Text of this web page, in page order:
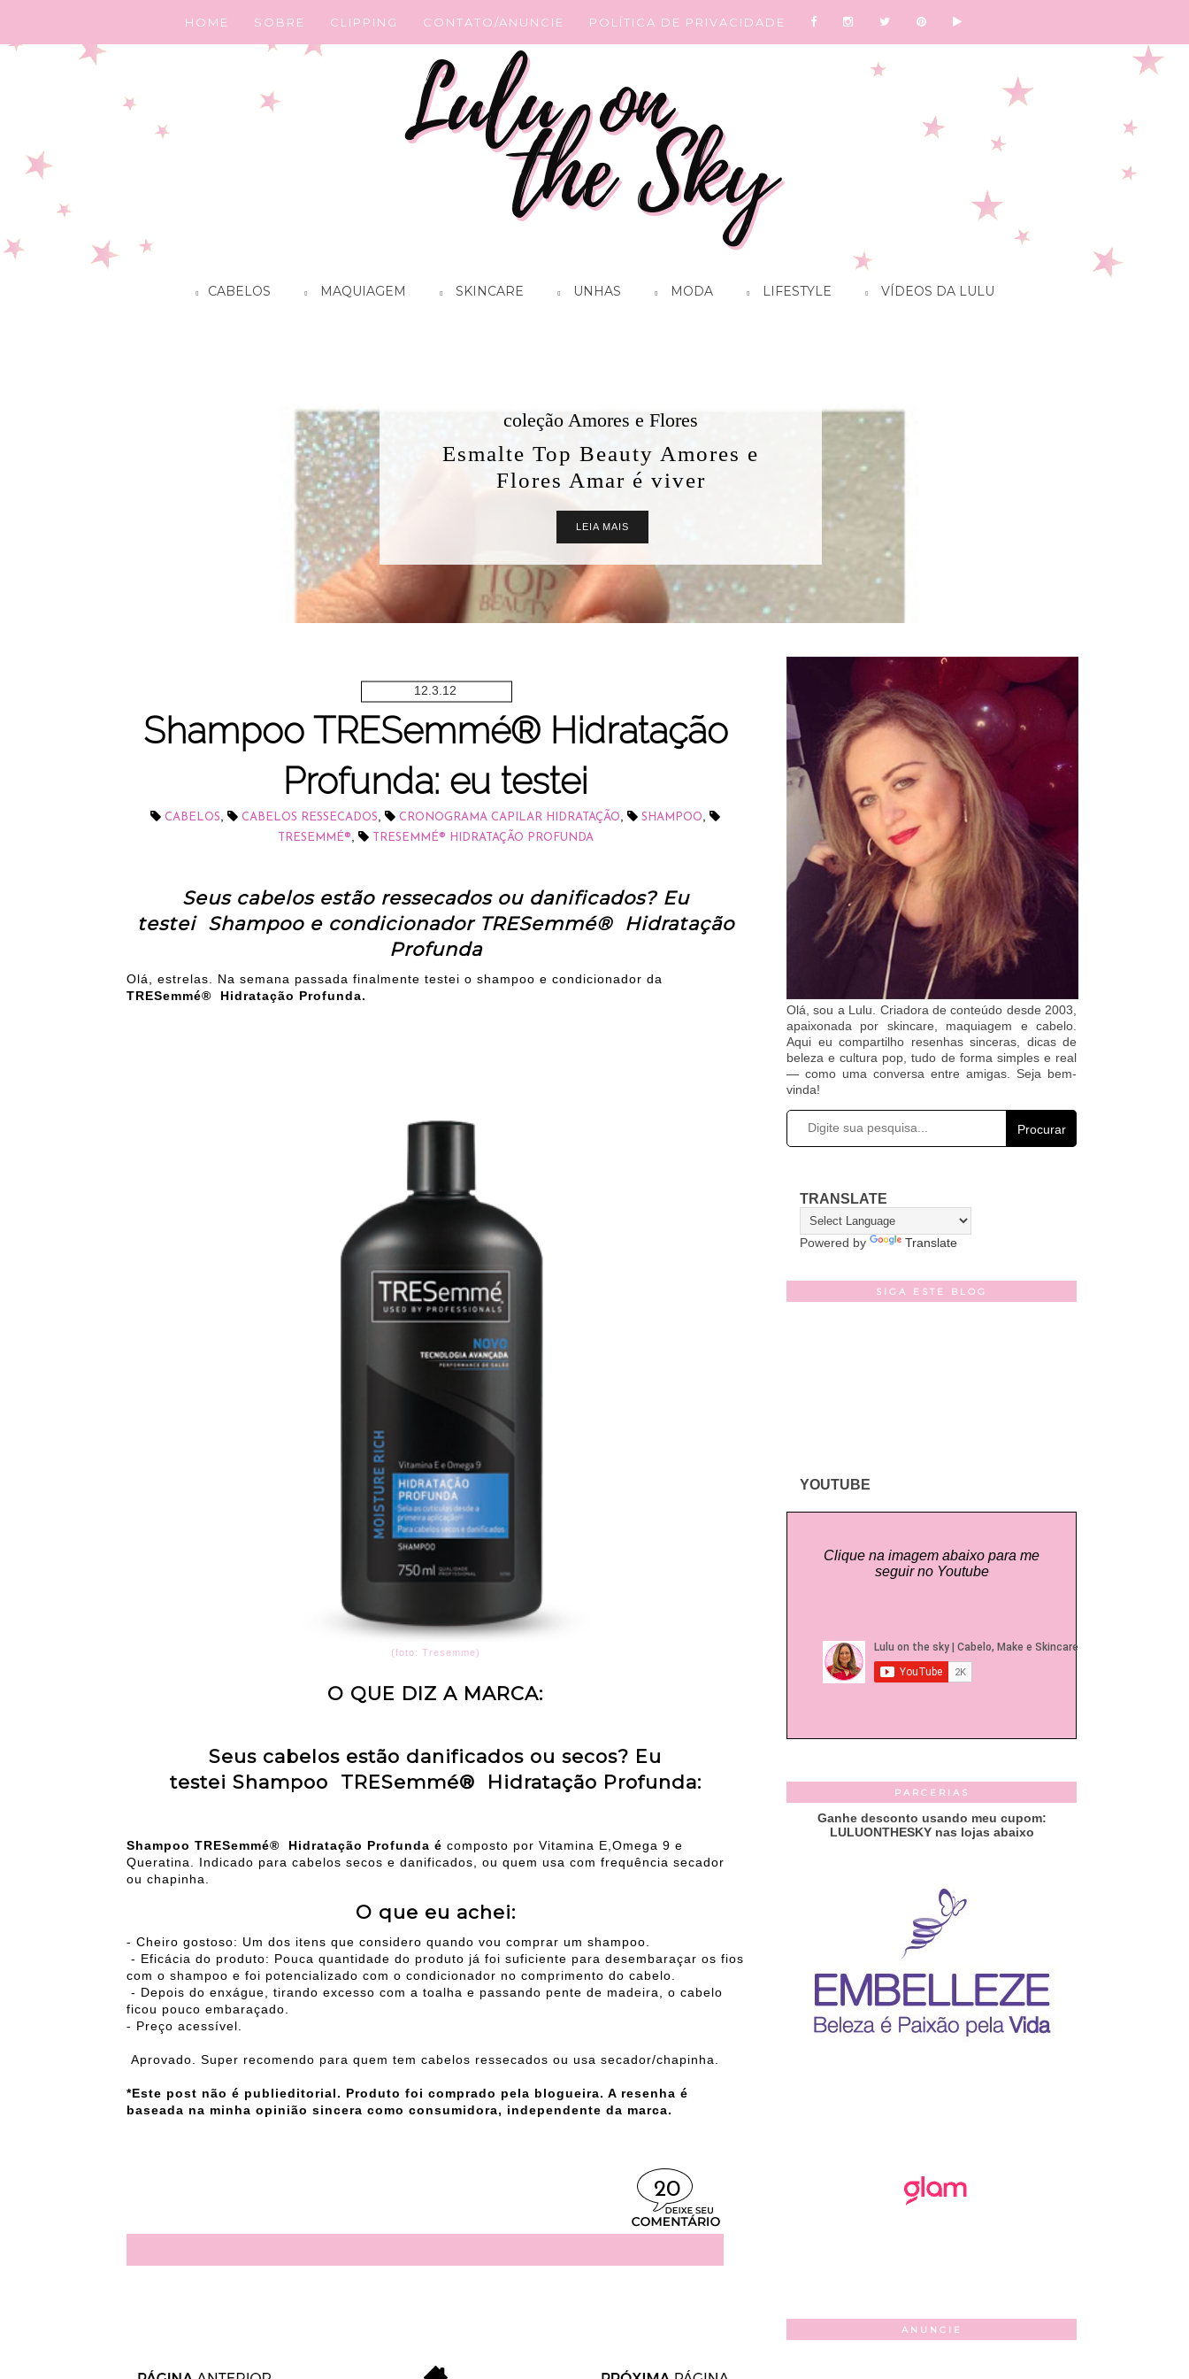
HOME SOBRE CLIPPING CONTATO/ANUNCIE POLÍTICA DE PRIVACIDADE
CABELOS MAQUIAGEM SKINCARE UNHAS MODA LIFESTYLE VÍDEOS DA LULU
coleção Amores e Flores
Esmalte Top Beauty Amores e
Flores Amar é viver
LEIA MAIS
12.3.12
Shampoo TRESemmé® Hidratação
Profunda: eu testei
CABELOS CABELOS RESSECADOS CRONOGRAMA CAPILAR HIDRATAÇÃO SHAMPOO
TRESEMMÉ® TRESEMMÉ® HIDRATAÇÃO PROFUNDA
Seus cabelos estão ressecados ou danificados? Eu
testei Shampoo e condicionador TRESemmé® Hidratação
Profunda
Olá, estrelas. Na semana passada finalmente testei o shampoo e condicionador da
TRESemmé® Hidratação Profunda.
(foto: Tresemme)
O QUE DIZ A MARCA:
Seus cabelos estão danificados ou secos? Eu
testei Shampoo TRESemmé® Hidratação Profunda:
Shampoo TRESemmé® Hidratação Profunda é composto por Vitamina E,Omega 9 e
Queratina. Indicado para cabelos secos e danificados, ou quem usa com frequência secador
ou chapinha.
O que eu achei:
- Cheiro gostoso: Um dos itens que considero quando vou comprar um shampoo.
- Eficácia do produto: Pouca quantidade do produto já foi suficiente para desembaraçar os fios
com o shampoo e foi potencializado com o condicionador no comprimento do cabelo.
- Depois do enxágue, tirando excesso com a toalha e passando pente de madeira, o cabelo
ficou pouco embaraçado.
- Preço acessível.
Aprovado. Super recomendo para quem tem cabelos ressecados ou usa secador/chapinha.
*Este post não é publieditorial. Produto foi comprado pela blogueira. A resenha é
baseada na minha opinião sincera como consumidora, independente da marca.
20
Olá, sou a Lulu. Criadora de conteúdo desde 2003,
apaixonada por skincare, maquiagem e cabelo.
Aqui eu compartilho resenhas sinceras, dicas de
beleza e cultura pop, tudo de forma simples e real
— como uma conversa entre amigas. Seja bem-
vinda!
Procurar
TRANSLATE
Powered by Translate
SIGA ESTE BLOG
YOUTUBE
Clique na imagem abaixo para me
seguir no Youtube
PARCERIAS
Ganhe desconto usando meu cupom:
LULUONTHESKY nas lojas abaixo
ANUNCIE